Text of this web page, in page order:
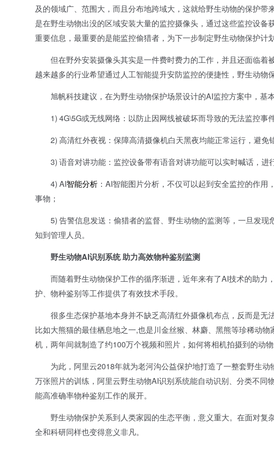
及的领域广、范围大，而且分布地跨域大，这就给野生动物的保护
是在野生动物出没的区域安装大量的监控摄像头，通过这些监控设
重要信息，最重要的是能监控偷猎者，为下一步制定野生动物保护计
但在野外安装摄像头其实是一件费时费力的工作，并且还面临着
越来越多的行业希望通过人工智能提升安防监控的便捷性，野生动物
旭帆科技建议，在为野生动物保护场景设计的AI监控方案中，基
1) 4G\5G或无线网络：以防止因网线被破坏而导致的无法监控事
2) 高清红外夜视：保障高清摄像机白天黑夜均能正常运行，避免
3) 语音对讲功能：监控设备带有语音对讲功能可以实时喊话，进
4) AI智能分析 ：AI智能图片分析，不仅可以起到安全监控的作
事物；
5) 告警信息发送：偷猎者的监督、野生动物的监测等，一旦发现
知到管理人员。
野生动物AI识别系统 助力高效物种鉴别监测
而随着野生动物保护工作的循序渐进，近年来有了AI技术的助力
护、物种鉴别等工作提供了有效技术手段。
很多生态保护基地本身并不缺乏高清红外摄像机布点，反而是无
比如大熊猫的最佳栖息地之一,也是川金丝猴、林麝、黑熊等珍稀动
机，两年间就制造了约100万个视频和照片，如何将相机拍摄到的动
为此，阿里云2018年就为老河沟公益保护地打造了一整套野生动
万张照片的训练，阿里云野生动物AI识别系统能自动识别、分类不同
能高准确率物种鉴别工作的展开。
野生动物保护关系到人类家园的生态平衡，意义重大。在面对复
全和科研同样也变得意义非凡。